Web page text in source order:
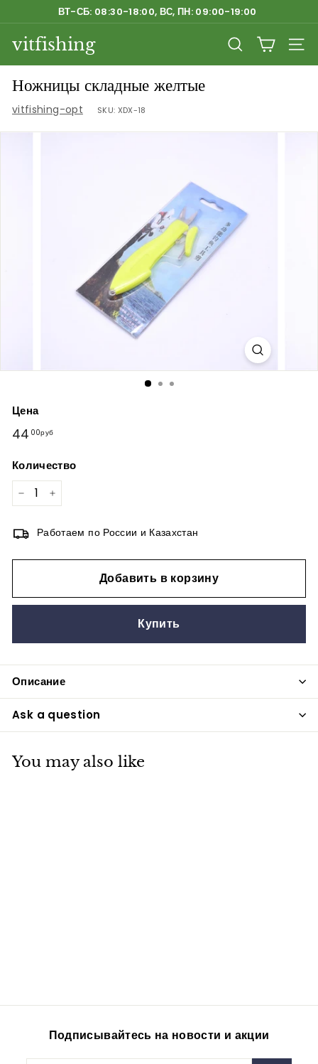
к
содержанию
Приостановить
ВТ-СБ: 08:30-18:00, ВС, ПН: 09:00-19:00
vitfishing ПОИСК
Ножницы складные желтые
vitfishing-opt SKU: XDX-18
Цена
Обычная
44 00руб
Количество
Работаем по России и Казахстан
Добавить в корзину
Купить
Описание
Ask a question
You may also like
0
р
Подписывайтесь на новости и акции